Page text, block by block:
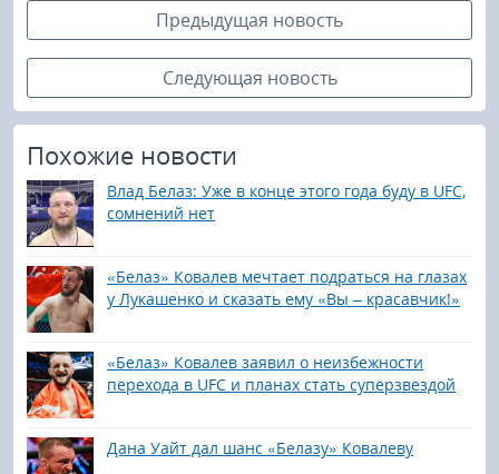
Предыдущая новость
Следующая новость
Похожие новости
Влад Белаз: Уже в конце этого года буду в UFC,
сомнений нет
«Белаз» Ковалев мечтает подраться на глазах
у Лукашенко и сказать ему «Вы – красавчик!»
«Белаз» Ковалев заявил о неизбежности
перехода в UFC и планах стать суперзвездой
Дана Уайт дал шанс «Белазу» Ковалеву